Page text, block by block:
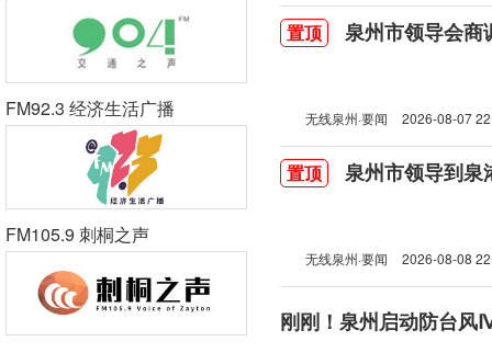
FM92.3 经济生活广播
FM105.9 刺桐之声
置顶 泉州市领导会商
无线泉州·要闻 2026-08-07
置顶 泉州市领导到泉
无线泉州·要闻 2026-08-08
刚刚！泉州启动防台风